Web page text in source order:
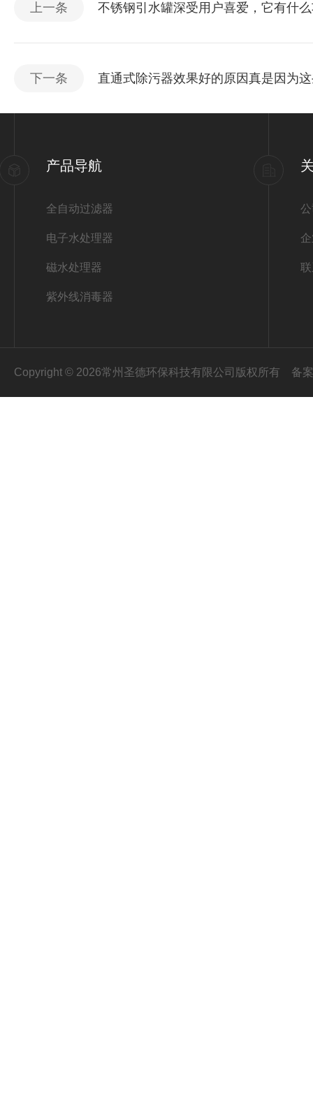
上一条 不锈钢引水罐深受用户喜爱，它有什
下一条 直通式除污器效果好的原因真是因为
产品导航
全自动过滤器
电子水处理器
磁水处理器
紫外线消毒器
Copyright © 2026常州圣德环保科技有限公司版权所有 备